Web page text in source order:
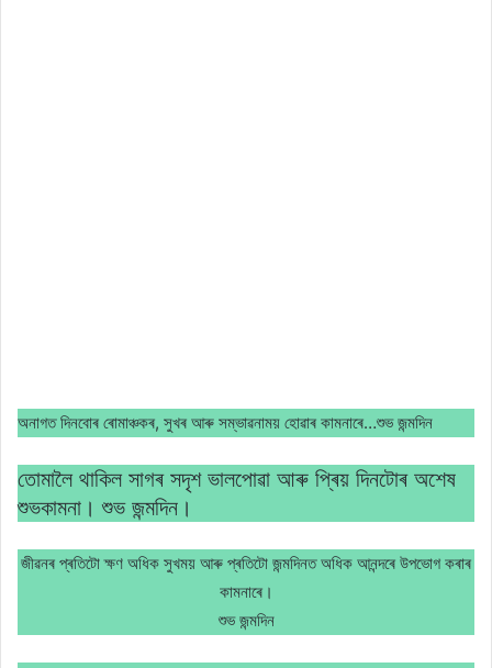
অনাগত দিনবোৰ ৰোমাঞ্চকৰ, সুখৰ আৰু সম্ভাৱনাময় হোৱাৰ কামনাৰে…শুভ জন্মদিন
তোমালৈ থাকিল সাগৰ সদৃশ ভালপোৱা আৰু প্ৰিয় দিনটোৰ অশেষ
শুভকামনা। শুভ জন্মদিন।
জীৱনৰ প্ৰতিটো ক্ষণ অধিক সুখময় আৰু প্ৰতিটো জন্মদিনত অধিক আনন্দৰে উপভোগ কৰাৰ
কামনাৰে।
শুভ জন্মদিন